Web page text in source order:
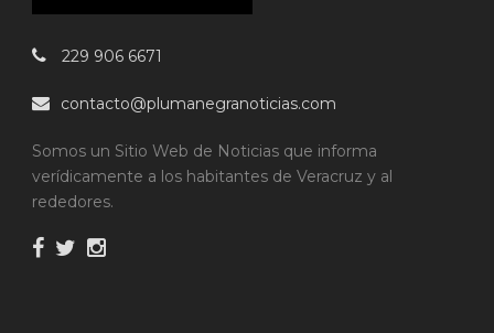
229 906 6671
contacto@plumanegranoticias.com
Somos un Sitio Web de Noticias que informa
verídicamente a los habitantes de Veracruz y al
rededores.